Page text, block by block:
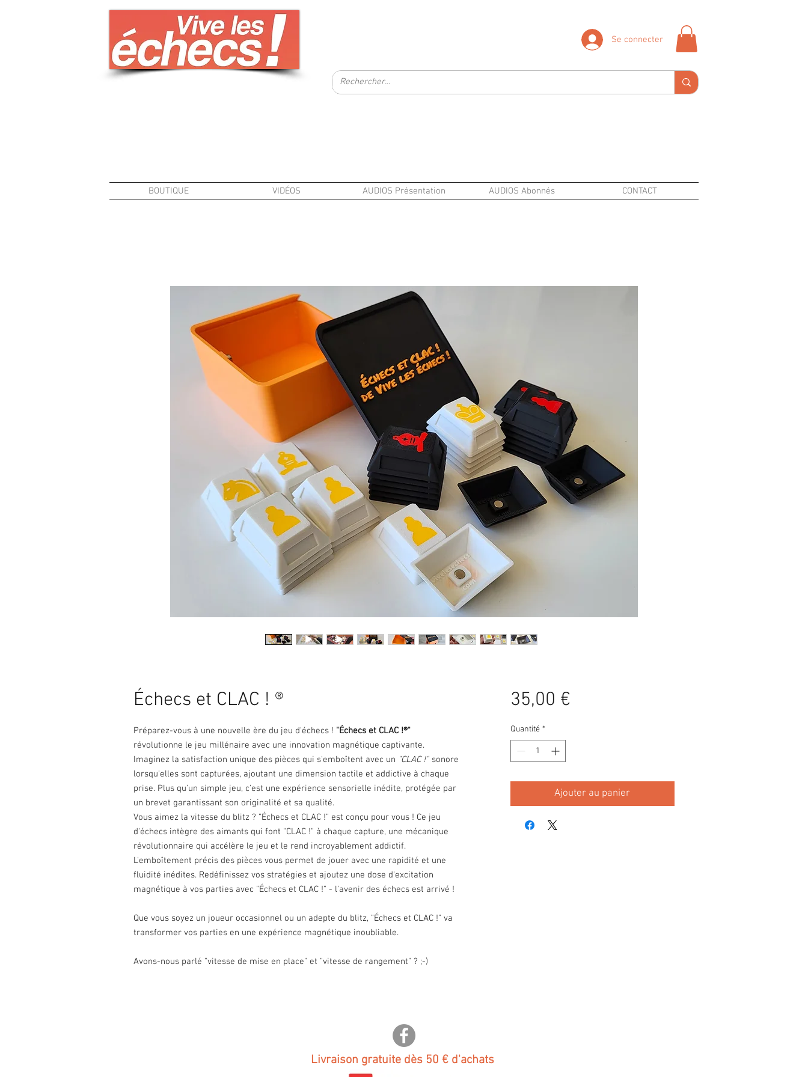
Se connecter
BOUTIQUE VIDÉOS AUDIOS Présentation AUDIOS Abonnés CONTACT
Échecs et CLAC ! ®
Préparez-vous à une nouvelle ère du jeu d'échecs ! "Échecs et CLAC !®"
révolutionne le jeu millénaire avec une innovation magnétique captivante.
Imaginez la satisfaction unique des pièces qui s'emboîtent avec un "CLAC !" sonore
lorsqu'elles sont capturées, ajoutant une dimension tactile et addictive à chaque
prise. Plus qu'un simple jeu, c'est une expérience sensorielle inédite, protégée par
un brevet garantissant son originalité et sa qualité.
Vous aimez la vitesse du blitz ? "Échecs et CLAC !" est conçu pour vous ! Ce jeu
d'échecs intègre des aimants qui font "CLAC !" à chaque capture, une mécanique
révolutionnaire qui accélère le jeu et le rend incroyablement addictif.
L'emboîtement précis des pièces vous permet de jouer avec une rapidité et une
fluidité inédites. Redéfinissez vos stratégies et ajoutez une dose d'excitation
magnétique à vos parties avec "Échecs et CLAC !" - l'avenir des échecs est arrivé !
Que vous soyez un joueur occasionnel ou un adepte du blitz, "Échecs et CLAC !" va
transformer vos parties en une expérience magnétique inoubliable.
Avons-nous parlé "vitesse de mise en place" et "vitesse de rangement" ? ;-)
35,00 €Prix
Quantité *
Ajouter au panier
Livraison gratuite dès 50 € d'achats